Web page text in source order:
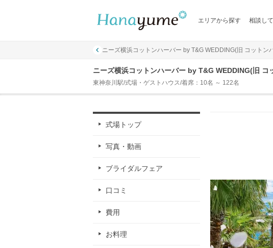
エリアから探す 相談し
ニーズ横浜コットンハーバー by T&G WEDDING(旧 コットン
ニーズ横浜コットンハーバー by T&G WEDDING(旧 コ
東神奈川駅/式場・ゲストハウス/着席：10名 ～ 122名
式場トップ
写真・動画
ブライダルフェア
口コミ
費用
お料理